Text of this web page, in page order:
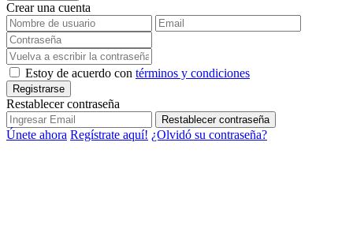
Crear una cuenta
Estoy de acuerdo con términos y condiciones
Registrarse
Restablecer contraseña
Restablecer contraseña
Únete ahora Regístrate aquí! ¿Olvidó su contraseña?